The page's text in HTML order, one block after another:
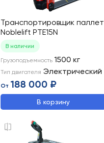
Транспортировщик паллет
Noblelift PTE15N
В наличии
Грузоподъемность 1500 кг
Тип двигателя Электрический
От 188 000 ₽
В корзину